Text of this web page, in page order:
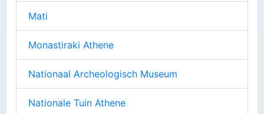
Mati
Monastiraki Athene
Nationaal Archeologisch Museum
Nationale Tuin Athene